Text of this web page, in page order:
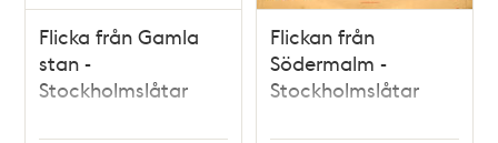
Flicka från Gamla
stan -
Stockholmslåtar
Flickan från
Södermalm -
Stockholmslåtar